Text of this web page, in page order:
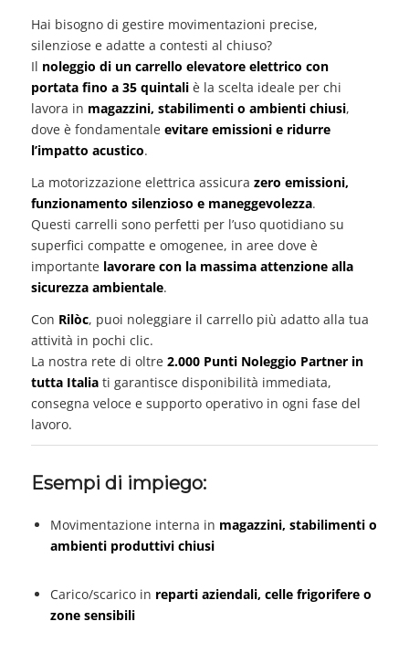
Hai bisogno di gestire movimentazioni precise,
silenziose e adatte a contesti al chiuso?
Il noleggio di un carrello elevatore elettrico con
portata fino a 35 quintaliè la scelta ideale per chi
lavora in magazzini, stabilimenti o ambienti chiusi,
dove è fondamentale evitare emissioni e ridurre
l’impatto acustico.
La motorizzazione elettrica assicura zero emissioni,
funzionamento silenzioso e maneggevolezza.
Questi carrelli sono perfetti per l’uso quotidiano su
superfici compatte e omogenee, in aree dove è
importante lavorare con la massima attenzione alla
sicurezza ambientale.
Con Rilòc, puoi noleggiare il carrello più adatto alla tua
attività in pochi clic.
La nostra rete di oltre 2.000 Punti Noleggio Partner in
tutta Italiati garantisce disponibilità immediata,
consegna veloce e supporto operativo in ogni fase del
lavoro.
Esempi di impiego:
Movimentazione interna in magazzini, stabilimenti o
ambienti produttivi chiusi
Carico/scarico in reparti aziendali, celle frigorifere o
zone sensibili